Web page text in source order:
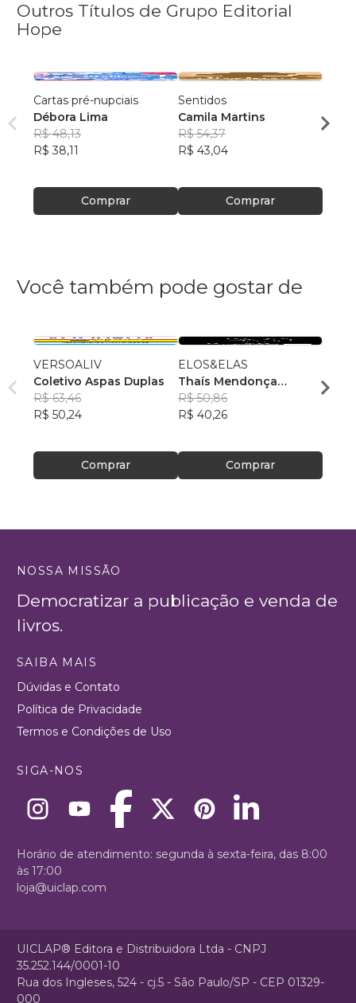
Outros Títulos de Grupo Editorial
Hope
Cartas pré-nupciais
Débora Lima
R$ 48,13
R$ 38,11
Comprar
Sentidos
Camila Martins
R$ 54,37
R$ 43,04
Comprar
R$
Você também pode gostar de
VERSOALIV
Coletivo Aspas Duplas
R$ 63,46
R$ 50,24
Comprar
ELOS&ELAS
Thaís Mendonça
Resende
R$ 50,86
R$ 40,26
Comprar
R$
NOSSA MISSÃO
Democratizar a publicação e venda de
livros.
SAIBA MAIS
Dúvidas e Contato
Política de Privacidade
Termos e Condições de Uso
SIGA-NOS
Horário de atendimento: segunda à sexta-feira, das 8:00
às 17:00
loja@uiclap.com
UICLAP® Editora e Distribuidora Ltda - CNPJ
35.252.144/0001-10
Rua dos Ingleses, 524 - cj.5 - São Paulo/SP - CEP 01329-
000